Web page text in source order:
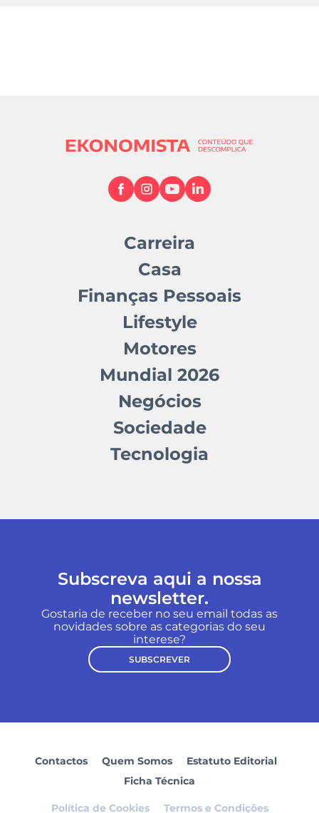
Carreira
Casa
Finanças Pessoais
Lifestyle
Motores
Mundial 2026
Negócios
Sociedade
Tecnologia
Subscreva aqui a nossa
newsletter.
Gostaria de receber no seu email todas as
novidades sobre as categorias do seu
interese?
SUBSCREVER
Contactos Quem Somos
Estatuto Editorial
Ficha Técnica
Política de Cookies Termos e Condições